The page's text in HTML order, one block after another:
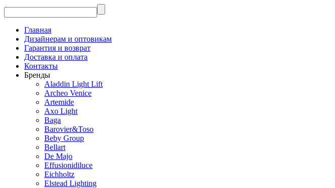
Главная
Дизайнерам и оптовикам
Гарантия и возврат
Доставка и оплата
Контакты
Бренды
Aladdin Light Lift
Archeo Venice
Artemide
Axo Light
Baga
Barovier&Toso
Beby Group
Bellart
De Majo
Effusionidiluce
Eichholtz
Elstead Lighting